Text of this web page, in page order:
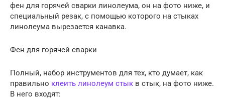
фен для горячей сварки линолеума, он на фото ниже, и
специальный резак, с помощью которого на стыках
линолеума вырезается канавка.
Фен для горячей сварки
Полный, набор инструментов для тех, кто думает, как
правильно клеить линолеум стык в стык, на фото ниже.
В него входят: